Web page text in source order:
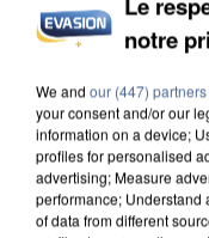
UN SECOND
INTERPELLÉ EN
notre
We and our (447) partners
your consent and/or our
information on a device;
profiles for personalised
advertising; Measure
performance; Understand
of data from different